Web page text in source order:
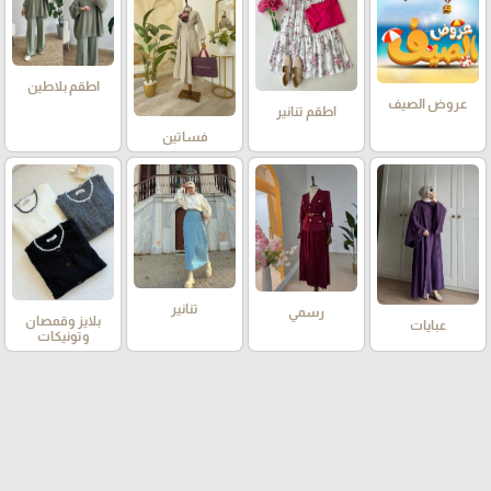
عروض الصيف
اطقم تنانير
فساتين
اطقم بلاطين
عبايات
رسمي
تنانير
بلايز وقمصان
وتونيكات